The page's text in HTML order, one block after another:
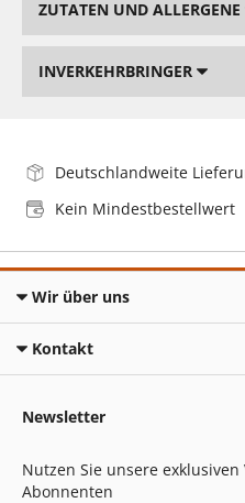
ZUTATEN UND ALLERGENE
INVERKEHRBRINGER
Deutschlandweite
Kein Mindestbestellwert
Wir über uns
Kontakt
Newsletter
Nutzen Sie unsere
Abonnenten